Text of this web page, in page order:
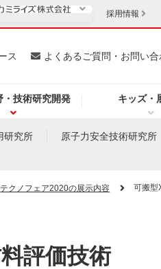
・技術研究開発 キッズ・
ス よくあるご質問・お問い合
（新しいウィンドウを開きます）
採用情報
研究所 原子力安全技術研究所
テクノフェア2020の展示内容 可搬型
評価技術